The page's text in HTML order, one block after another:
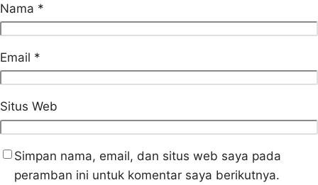
Nama *
Email *
Situs Web
Simpan nama, email, dan situs web saya pada
peramban ini untuk komentar saya berikutnya.